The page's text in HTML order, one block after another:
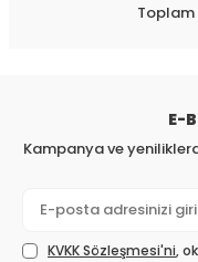
Toplam
E-
Kampanya ve
KVKK Sözleşmesi'ni,